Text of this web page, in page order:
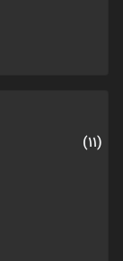
(11)